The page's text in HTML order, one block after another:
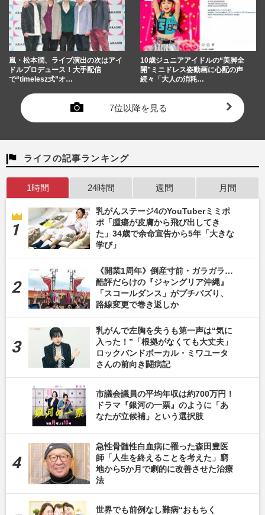
嵐・松本潤、ライブ演出の次はアイ
ドルプロデュース！大手配信
で“timelesz式”オ…
10歳ジュニアアイドルの“美脚全
開”ミニドレス姿動画に心配の声
続々「大人の消耗…
7位以降を見る
ライフの記事ランキング
1時間 24時間 週間 月間
乳がんステージ4のYouTuberミミポ
ポ「腫瘍が皮膚から飛び出してき
た」34歳で余命宣告から5年「大きな
学び」
《開業1周年》倒産寸前・ガラガラ…
酷評だらけの『ジャングリア沖縄』
「スコールダンス」がプチバズり、
路線変更で巻き返しか
乳がんで左胸を失うも第一声は“気に
入った！”「根拠がなくても大丈夫」
ロックバンドボーカル・ミワユータ
さんの前向き闘病記
市議会議員の平均年収は約700万円！
ドラマ『銀河の一票』のように「あ
なたが立候補」という選択肢
急性骨髄性白血病に罹った森田豊医
師「人生を終えることを考えた」窮
地から5か月で劇的に改善させた治療
法
世界でも前例なし難病“おもちく